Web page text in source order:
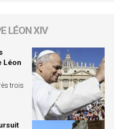
LÉON XIV
Léon
trois